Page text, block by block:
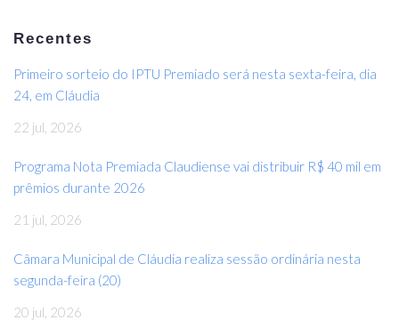
Recentes
Primeiro sorteio do IPTU Premiado será nesta sexta-feira, dia
24, em Cláudia
22 jul, 2026
Programa Nota Premiada Claudiense vai distribuir R$ 40 mil em
prêmios durante 2026
21 jul, 2026
Câmara Municipal de Cláudia realiza sessão ordinária nesta
segunda-feira (20)
20 jul, 2026